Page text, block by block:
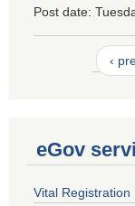
Post date:
‹
eGov
Vital Registration